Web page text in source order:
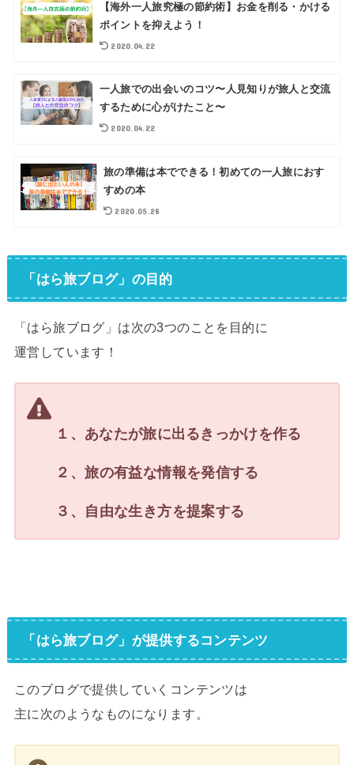
【海外一人旅究極の節約術】お金を削る・かける
ポイントを抑えよう！
2020.04.22
一人旅での出会いのコツ〜人見知りが旅人と交流
するために心がけたこと〜
2020.04.22
旅の準備は本でできる！初めての一人旅におす
すめの本
2020.05.28
「はら旅ブログ」の目的
「はら旅ブログ」は次の3つのことを目的に
運営しています！
１、あなたが旅に出るきっかけを作る
２、旅の有益な情報を発信する
３、自由な生き方を提案する
「はら旅ブログ」が提供するコンテンツ
このブログで提供していくコンテンツは
主に次のようなものになります。